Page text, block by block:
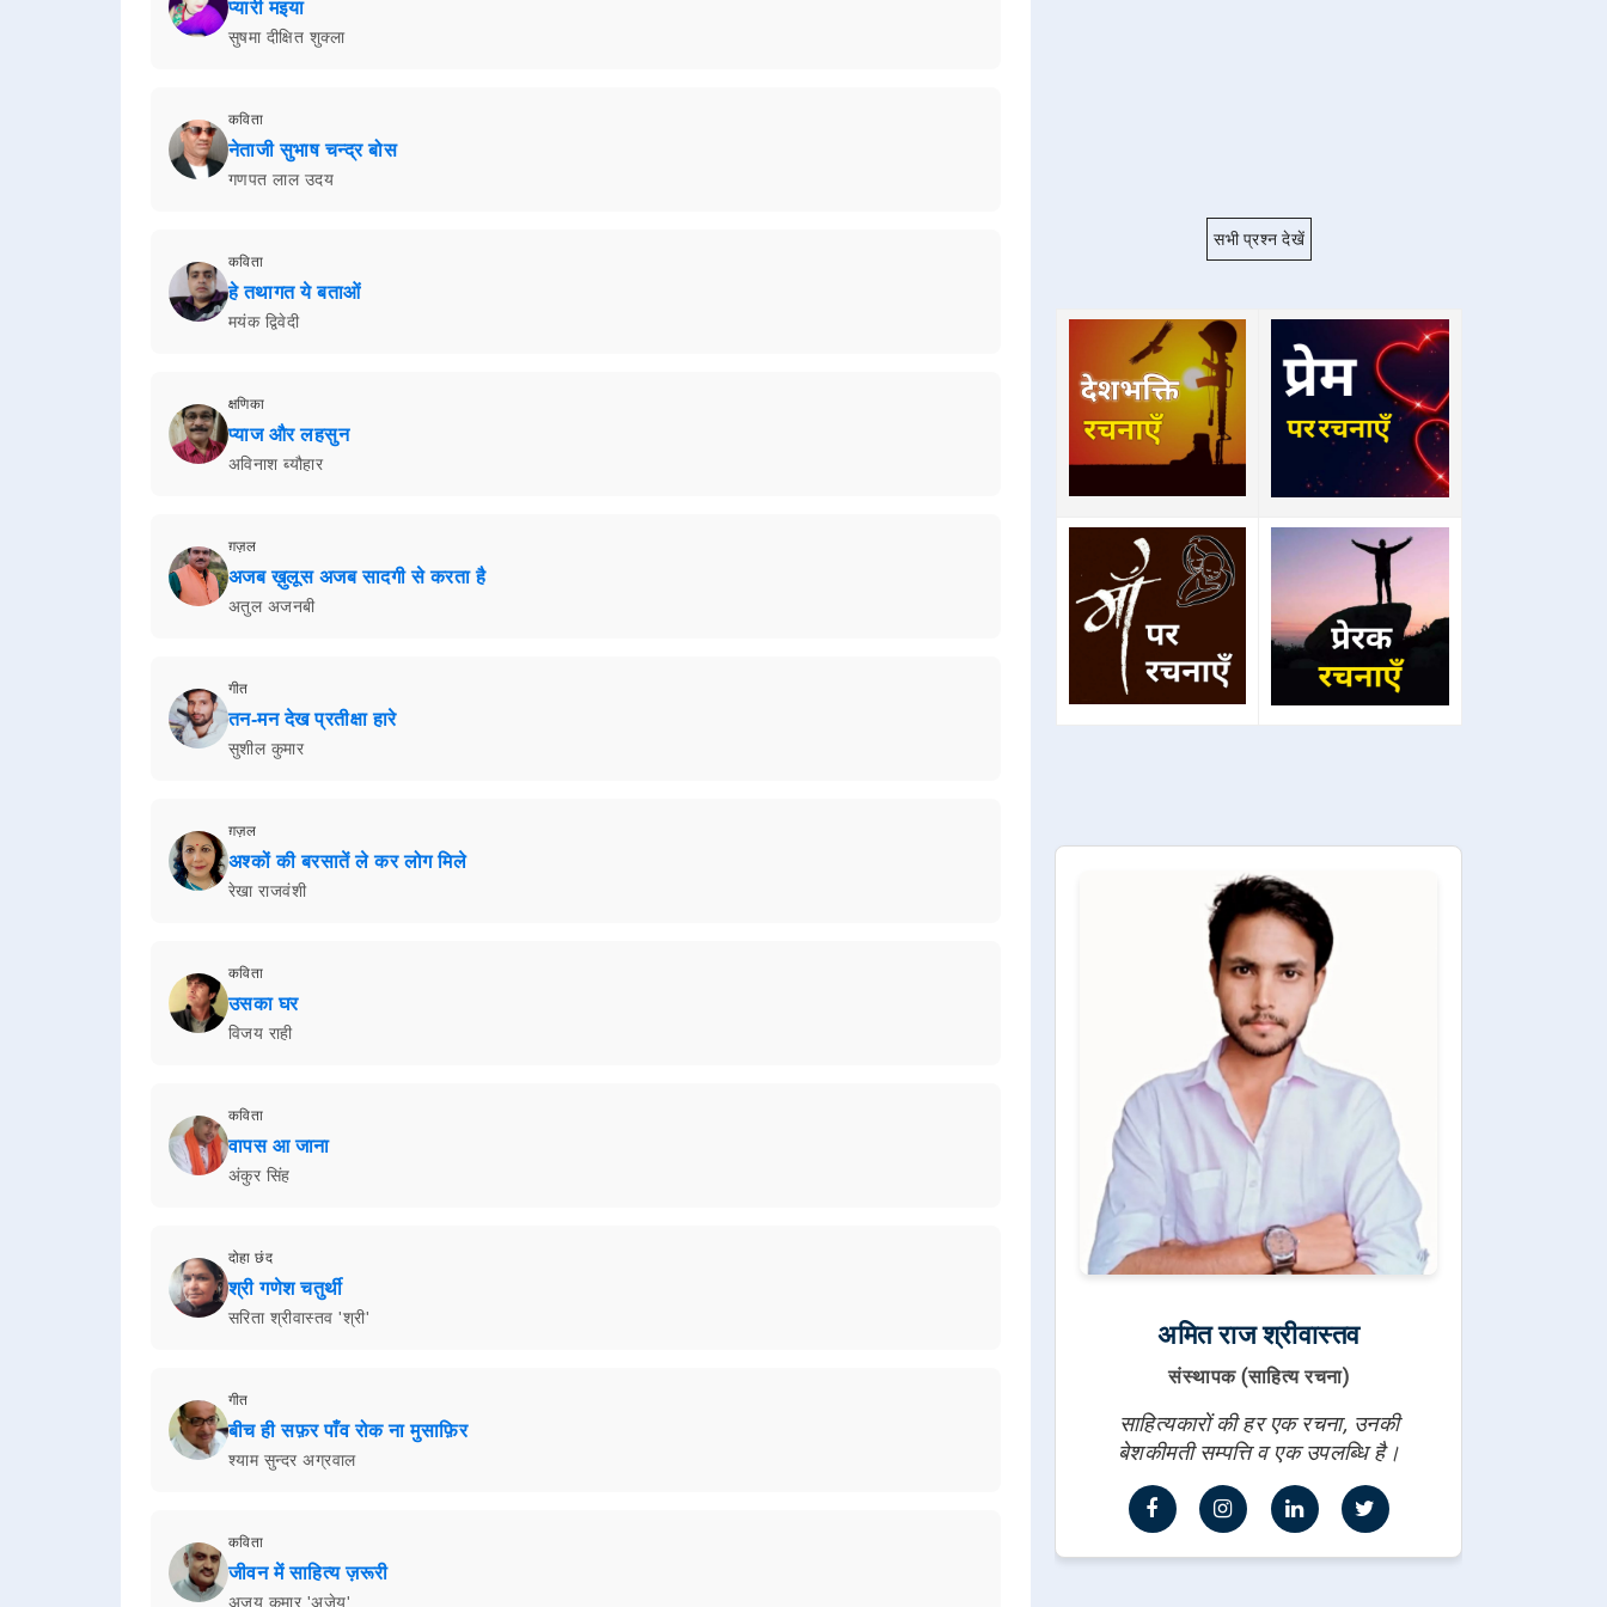
प्यारी मइया
सुषमा दीक्षित शुक्ला
कविता
नेताजी सुभाष चन्द्र बोस
गणपत लाल उदय
कविता
हे तथागत ये बताओं
मयंक द्विवेदी
क्षणिका
प्याज और लहसुन
अविनाश ब्यौहार
ग़ज़ल
अजब ख़ुलूस अजब सादगी से करता है
अतुल अजनबी
गीत
तन-मन देख प्रतीक्षा हारे
सुशील कुमार
ग़ज़ल
अश्कों की बरसातें ले कर लोग मिले
रेखा राजवंशी
कविता
उसका घर
विजय राही
कविता
वापस आ जाना
अंकुर सिंह
दोहा छंद
श्री गणेश चतुर्थी
सरिता श्रीवास्तव 'श्री'
गीत
बीच ही सफ़र पाँव रोक ना मुसाफ़िर
श्याम सुन्दर अग्रवाल
कविता
जीवन में साहित्य ज़रूरी
अजय कुमार 'अजेय'
सभी प्रश्न देखें
अमित राज श्रीवास्तव
संस्थापक (साहित्य रचना)
साहित्यकारों की हर एक रचना, उनकी
बेशकीमती सम्पत्ति व एक उपलब्धि है।